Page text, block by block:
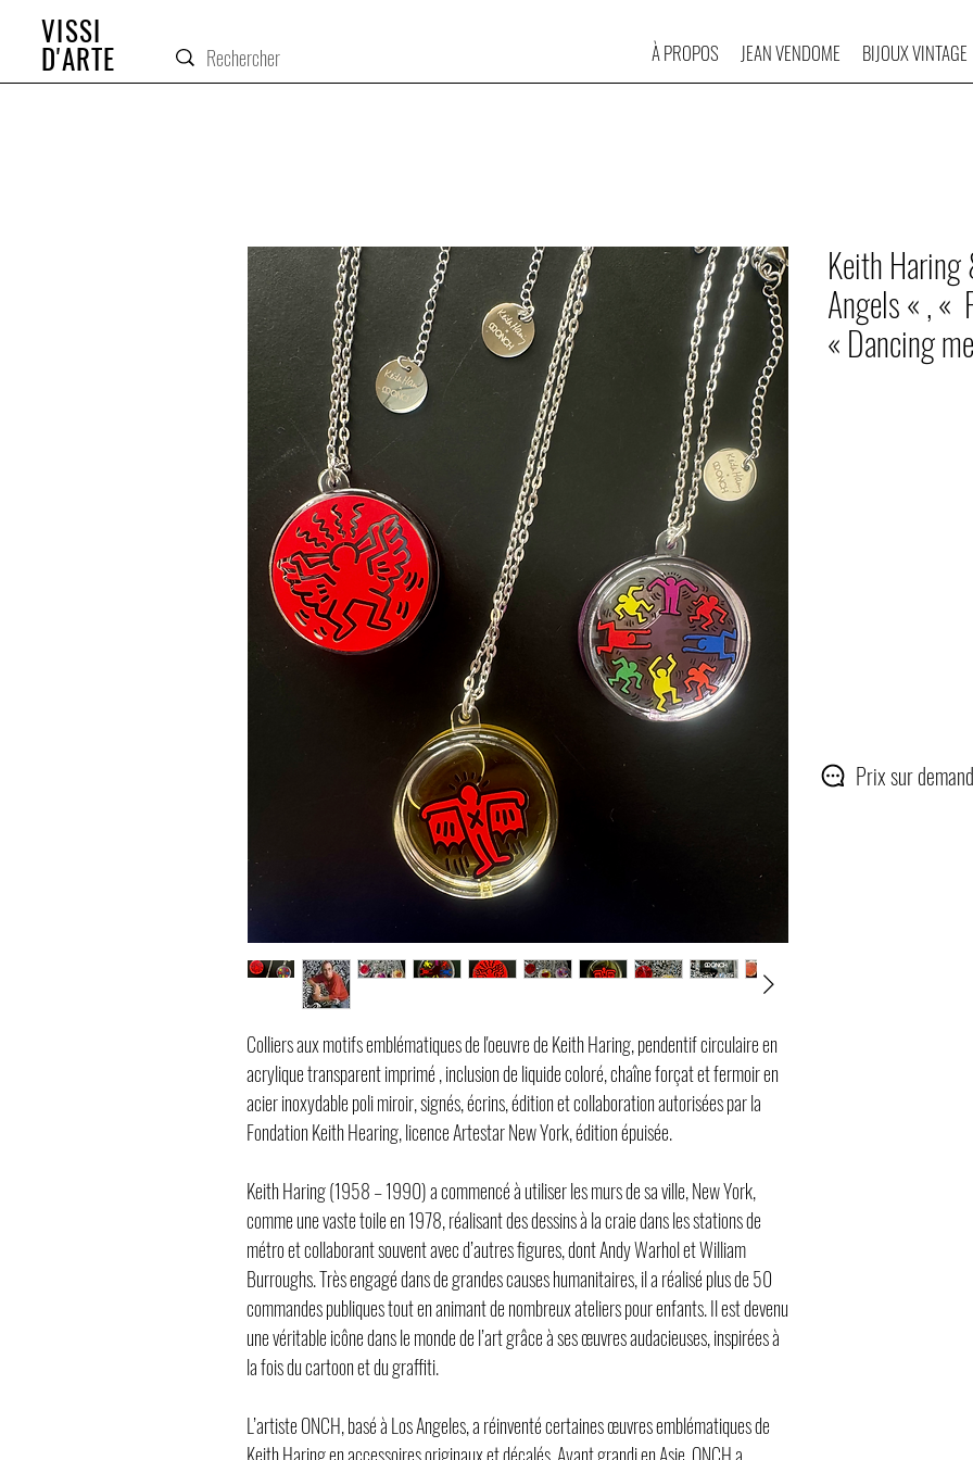
À PROPOS JEAN VENDOME BIJOUX VINTAGE
D'ARTE
VISSI
Colliers aux motifs emblématiques de l'oeuvre de Keith Haring, pendentif circulaire en
acrylique transparent imprimé , inclusion de liquide coloré, chaîne forçat et fermoir en
acier inoxydable poli miroir, signés, écrins, édition et collaboration autorisées par la
Fondation Keith Hearing, licence Artestar New York, édition épuisée.
Keith Haring (1958 – 1990) a commencé à utiliser les murs de sa ville, New York,
comme une vaste toile en 1978, réalisant des dessins à la craie dans les stations de
métro et collaborant souvent avec d’autres figures, dont Andy Warhol et William
Burroughs. Très engagé dans de grandes causes humanitaires, il a réalisé plus de 50
commandes publiques tout en animant de nombreux ateliers pour enfants. Il est devenu
une véritable icône dans le monde de l’art grâce à ses œuvres audacieuses, inspirées à
la fois du cartoon et du graffiti.
L’artiste ONCH, basé à Los Angeles, a réinventé certaines œuvres emblématiques de
Keith
Angels « , «
« Dancing
Prix sur